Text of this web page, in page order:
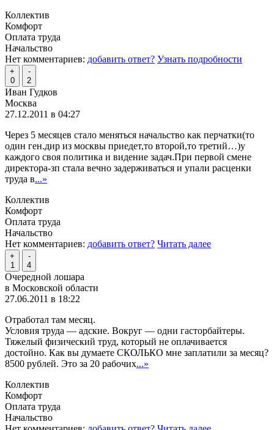
Коллектив
Комфорт
Оплата труда
Начальство
Нет комментариев: добавить ответ? Узнать подробности
+
0
-
2
Иван Гудков
Москва
27.12.2011 в 04:27
Через 5 месяцев стало меняться начальство как перчатки(то
один ген.дир из москвы приедет,то второй,то третий…)у
каждого своя политика и видение задач.При первой смене
директора-зп стала вечно задерживаться и упали расценки
труда в...»
Коллектив
Комфорт
Оплата труда
Начальство
Нет комментариев: добавить ответ? Читать далее
+
1
-
4
Очередной лошара
в Московской области
27.06.2011 в 18:22
Отработал там месяц.
Условия труда — адские. Вокруг — одни гасторбайтеры.
Тяжелый физический труд, который не оплачивается
достойно. Как вы думаете СКОЛЬКО мне заплатили за месяц?
8500 рублей. Это за 20 рабочих...»
Коллектив
Комфорт
Оплата труда
Начальство